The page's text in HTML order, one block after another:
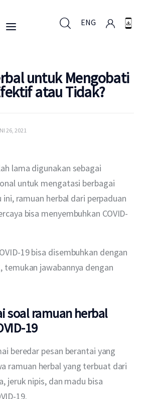
ENG
Doctor
untuk Mengobati
atau Tidak?
26, 2021
lama digunakan sebagai
untuk mengatasi berbagai
ramuan herbal dari perpaduan
bisa menyembuhkan COVID-
19 bisa disembuhkan dengan
temukan jawabannya dengan
soal ramuan herbal
19
beredar pesan berantai yang
ramuan herbal yang terbuat dari
jeruk nipis, dan madu bisa
19.